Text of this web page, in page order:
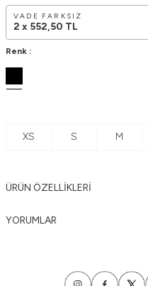
VADE FARKSIZ
2 x 552,50 TL
Renk :
XS S M
ÜRÜN ÖZELLIKLERI
YORUMLAR